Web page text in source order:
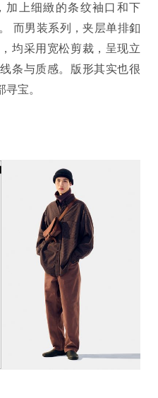
加上细緻的条纹袖口和下
而男装系列，夹层单排釦
均采用宽松剪裁，呈现立
条与质感。版形其实也很
宝。